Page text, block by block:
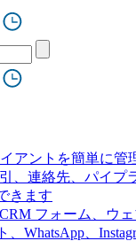
アントを簡単に管
、連絡先、パイプ
きます
CRM フォーム、ウ
、WhatsApp、